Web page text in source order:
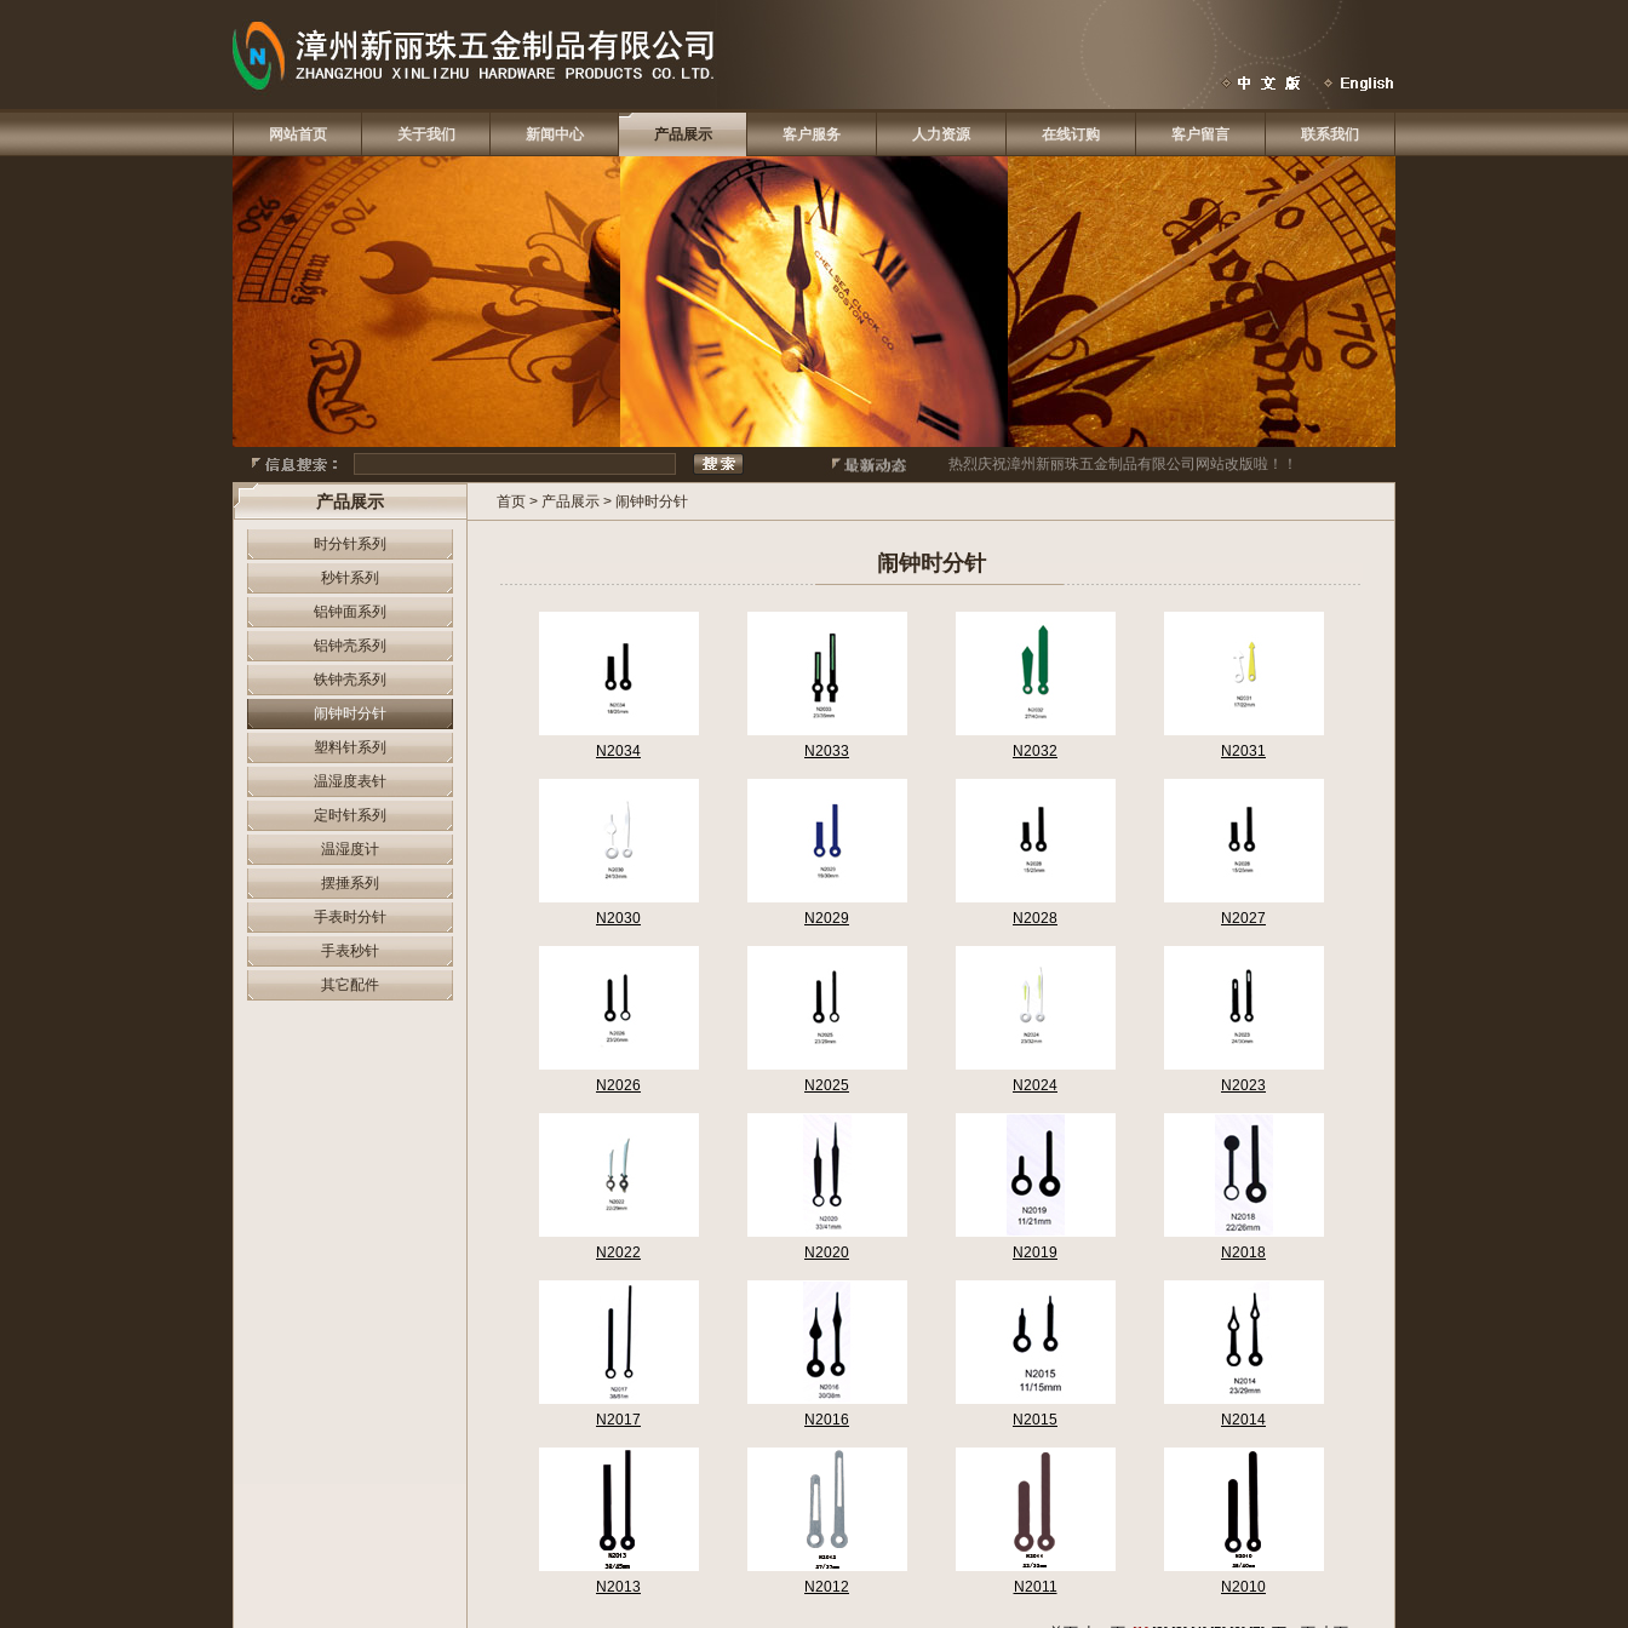
网站首页 关于我们 新闻中心 产品展示 客户服务 人力资源 在线订购 客户留言 联系我们
热烈庆祝漳州新丽珠五金制品有限公司网站改版啦！！
产品展示
时分针系列
秒针系列
铝钟面系列
铝钟壳系列
铁钟壳系列
闹钟时分针
塑料针系列
温湿度表针
定时针系列
温湿度计
摆捶系列
手表时分针
手表秒针
其它配件
首页 > 产品展示 > 闹钟时分针
闹钟时分针
N2034 N2033 N2032 N2031
N2030 N2029 N2028 N2027
N2026 N2025 N2024 N2023
N2022 N2020 N2019 N2018
N2017 N2016 N2015 N2014
N2013 N2012 N2011 N2010